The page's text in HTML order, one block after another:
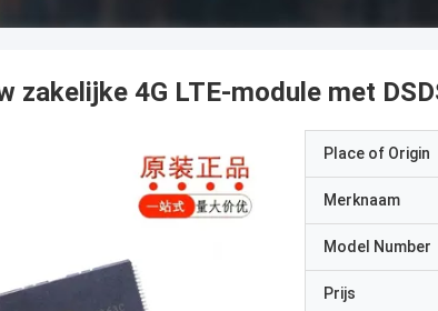
zakelijke 4G LTE-module met
Place of Origin
Merknaam
Model Number
Prijs